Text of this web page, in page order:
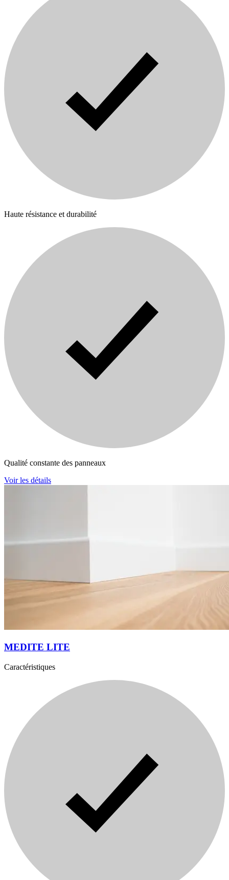
Haute résistance et durabilité
Qualité constante des panneaux
Voir les détails
MEDITE LITE
Caractéristiques